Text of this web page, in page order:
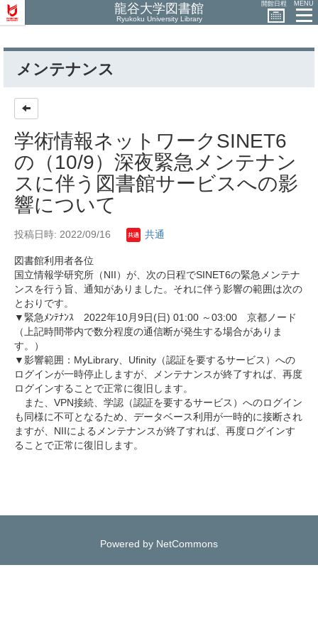
龍谷大学図書館
Ryukoku University Library
開館日程 MENU
メンテナンス
学術情報ネットワークSINET6
の（10/9）深夜緊急メンテナン
スに伴う図書館サービスへの影
響について
投稿日時: 2022/09/16 共通
図書館利用者各位
国立情報学研究所（NII）が、次の日程でSINET6の緊急メンテナ
ンスを行う旨、通知がありました。それに伴う影響の範囲は次の
とおりです。
▼緊急ﾒﾝﾃﾅﾝｽ 2022年10月9日(日) 01:00 ～03:00 京都ノード
（上記時間帯内で数分程度の通信断が発生する場合がありま
す。）
▼影響範囲：MyLibrary、Ufinity（認証を要するサービス）への
ログインが一時停止しますが、メンテナンスが終了すれば、再度
ログインすることで正常に復旧します。
また、VPN接続、学認（認証を要するサービス）へのログイン
も同様に不可となるため、データベース利用が一時的に接断され
ますが、NIIによるメンテナンスが終了すれば、再度ログインす
ることで正常に復旧します。
Powered by NetCommons